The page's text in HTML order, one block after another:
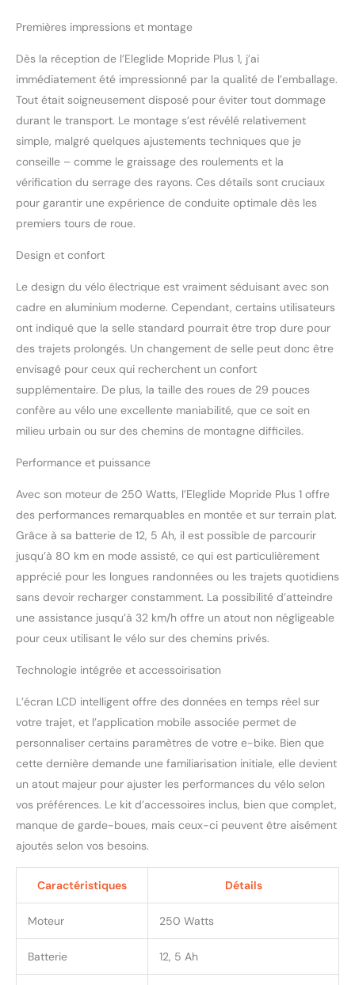
conduite et 5 modes de
électrique Eleglide
dispose de trois modes.
voyages longue distance
dans n'importe quel mode
si nécessaire. La
combinaison de ces trois
modes serait un meilleur
choix. En mode
assistance, vous pouvez
marche à 6 km/h, vous
pouvez faire avancer le
vélo facilement et sans
effort. 【Vélo électrique
de montagne puissant 】
Équipé d'une batterie
longue durée amovible de
36 V 12,5 Ah. Grâce au
BMS(système de gestion
de la batterie) et à la
légère, mais aussi plus
sécuritaire et plus
permet de rouler plus loin
et plus longtemps ! Avec
une charge complète,
vous pouvez atteindre
une autonomie jusqu'à
100 km en mode
d'assistance électrique.
chocs, antidérapant,
Eleglide VTT vélo urbain
adopte la conception du
frein à double disque.
Lorsque vous conduisez
accidentées, la
suspension avant avec
fonction de verrouillage
également équipé de
sièges réglables, de pneus
29'' x 2,1 antidérapants
résistants à l'usure et de
phares à LED adaptatifs
lumineux, qui peuvent
Premières impressions et montage
Dès la réception de l’Eleglide Mopride Plus 1, j’ai
immédiatement été impressionné par la qualité de l’emballage.
Tout était soigneusement disposé pour éviter tout dommage
durant le transport. Le montage s’est révélé relativement
simple, malgré quelques ajustements techniques que je
conseille – comme le graissage des roulements et la
vérification du serrage des rayons. Ces détails sont cruciaux
pour garantir une expérience de conduite optimale dès les
premiers tours de roue.
Design et confort
Le design du vélo électrique est vraiment séduisant avec son
cadre en aluminium moderne. Cependant, certains utilisateurs
ont indiqué que la selle standard pourrait être trop dure pour
des trajets prolongés. Un changement de selle peut donc être
envisagé pour ceux qui recherchent un confort
supplémentaire. De plus, la taille des roues de 29 pouces
confère au vélo une excellente maniabilité, que ce soit en
milieu urbain ou sur des chemins de montagne difficiles.
Performance et puissance
Avec son moteur de 250 Watts, l’Eleglide Mopride Plus 1 offre
des performances remarquables en montée et sur terrain plat.
Grâce à sa batterie de 12, 5 Ah, il est possible de parcourir
jusqu’à 80 km en mode assisté, ce qui est particulièrement
apprécié pour les longues randonnées ou les trajets quotidiens
sans devoir recharger constamment. La possibilité d’atteindre
une assistance jusqu’à 32 km/h offre un atout non négligeable
pour ceux utilisant le vélo sur des chemins privés.
Technologie intégrée et accessoirisation
L’écran LCD intelligent offre des données en temps réel sur
votre trajet, et l’application mobile associée permet de
personnaliser certains paramètres de votre e-bike. Bien que
cette dernière demande une familiarisation initiale, elle devient
un atout majeur pour ajuster les performances du vélo selon
vos préférences. Le kit d’accessoires inclus, bien que complet,
manque de garde-boues, mais ceux-ci peuvent être aisément
ajoutés selon vos besoins.
Caractéristiques Détails
Moteur 250 Watts
Batterie 12, 5 Ah